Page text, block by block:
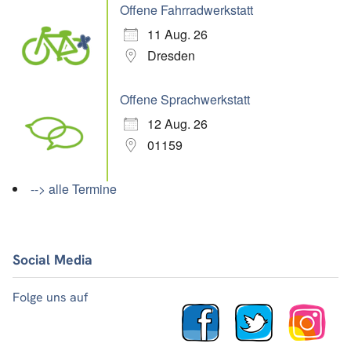
Offene Fahrradwerkstatt
11 Aug. 26
Dresden
Offene Sprachwerkstatt
12 Aug. 26
01159
--> alle Termine
Social Media
Folge uns auf